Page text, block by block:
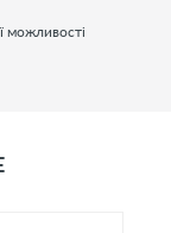
можливості